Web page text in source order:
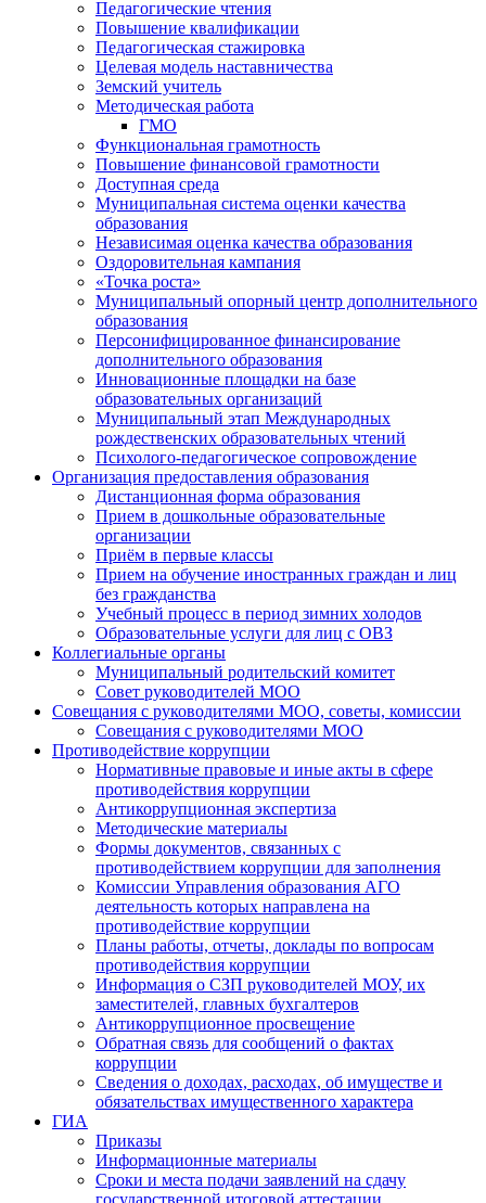
Педагогические чтения
Повышение квалификации
Педагогическая стажировка
Целевая модель наставничества
Земский учитель
Методическая работа
ГМО
Функциональная грамотность
Повышение финансовой грамотности
Доступная среда
Муниципальная система оценки качества
образования
Независимая оценка качества образования
Оздоровительная кампания
«Точка роста»
Муниципальный опорный центр дополнительного
образования
Персонифицированное финансирование
дополнительного образования
Инновационные площадки на базе
образовательных организаций
Муниципальный этап Международных
рождественских образовательных чтений
Психолого-педагогическое сопровождение
Организация предоставления образования
Дистанционная форма образования
Прием в дошкольные образовательные
организации
Приём в первые классы
Прием на обучение иностранных граждан и лиц
без гражданства
Учебный процесс в период зимних холодов
Образовательные услуги для лиц с ОВЗ
Коллегиальные органы
Муниципальный родительский комитет
Совет руководителей МОО
Совещания с руководителями МОО, советы, комиссии
Совещания с руководителями МОО
Противодействие коррупции
Нормативные правовые и иные акты в сфере
противодействия коррупции
Антикоррупционная экспертиза
Методические материалы
Формы документов, связанных с
противодействием коррупции для заполнения
Комиссии Управления образования АГО
деятельность которых направлена на
противодействие коррупции
Планы работы, отчеты, доклады по вопросам
противодействия коррупции
Информация о СЗП руководителей МОУ, их
заместителей, главных бухгалтеров
Антикоррупционное просвещение
Обратная связь для сообщений о фактах
коррупции
Сведения о доходах, расходах, об имуществе и
обязательствах имущественного характера
ГИА
Приказы
Информационные материалы
Сроки и места подачи заявлений на сдачу